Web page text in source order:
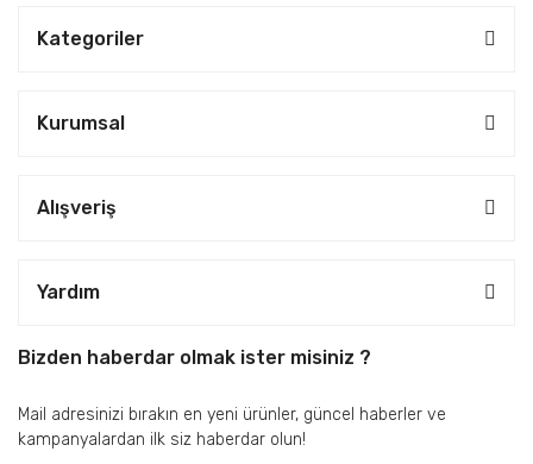
Kategoriler
Kurumsal
Alışveriş
Yardım
Bizden haberdar olmak ister misiniz ?
Mail adresinizi bırakın en yeni ürünler, güncel haberler ve
kampanyalardan ilk siz haberdar olun!